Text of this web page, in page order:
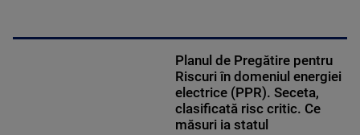
Planul de Pregătire pentru
Riscuri în domeniul energiei
electrice (PPR). Seceta,
clasificată risc critic. Ce
măsuri ia statul